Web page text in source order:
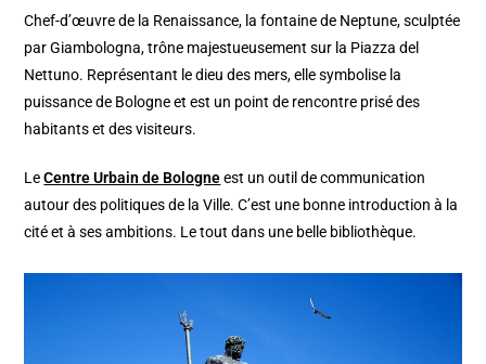
Chef-d’œuvre de la Renaissance, la fontaine de Neptune, sculptée
par Giambologna, trône majestueusement sur la Piazza del
Nettuno. Représentant le dieu des mers, elle symbolise la
puissance de Bologne et est un point de rencontre prisé des
habitants et des visiteurs.
Le Centre Urbain de Bologneest un outil de communication
autour des politiques de la Ville. C’est une bonne introduction à la
cité et à ses ambitions. Le tout dans une belle bibliothèque.